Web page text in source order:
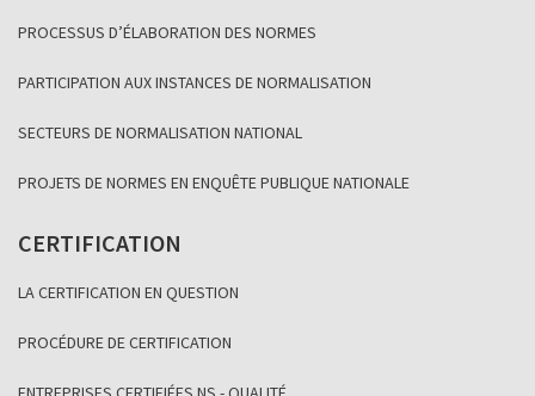
PROCESSUS D’ÉLABORATION DES NORMES
PARTICIPATION AUX INSTANCES DE NORMALISATION
SECTEURS DE NORMALISATION NATIONAL
PROJETS DE NORMES EN ENQUÊTE PUBLIQUE NATIONALE
CERTIFICATION
LA CERTIFICATION EN QUESTION
PROCÉDURE DE CERTIFICATION